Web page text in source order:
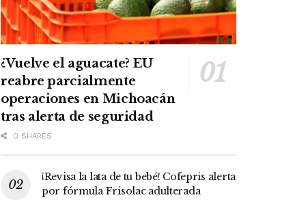
¿Vuelve el aguacate? EU
reabre parcialmente
operaciones en Michoacán
tras alerta de seguridad
0 SHARES
¡Revisa la lata de tu bebé! Cofepris alerta
por fórmula Frisolac adulterada